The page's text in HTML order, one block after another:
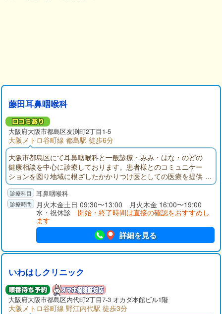
藤田耳鼻咽喉科
大阪府大阪市都島区友渕町2丁目1-5
大阪メトロ谷町線 都島駅 徒歩6分
大阪市都島区にて耳鼻咽喉科と一般診療・みみ・はな・のどの
健康相談を中心に診療しております。患者様とのコミュニケー
ションを図り地域に根ざしたかかりつけ医としての医療を提供
しています。お気軽にご相談ください。
耳鼻咽喉科
月火木金土日 09:30〜13:00 月火木金 16:00〜19:00
水・祝休診 開始・終了時間は直接の確認をおすすめし
ます
詳細を見る
いわはしクリニック
大阪府大阪市都島区内代町2丁目7-3 オカダ本館ビル1階
大阪メトロ谷町線 野江内代駅 徒歩3分